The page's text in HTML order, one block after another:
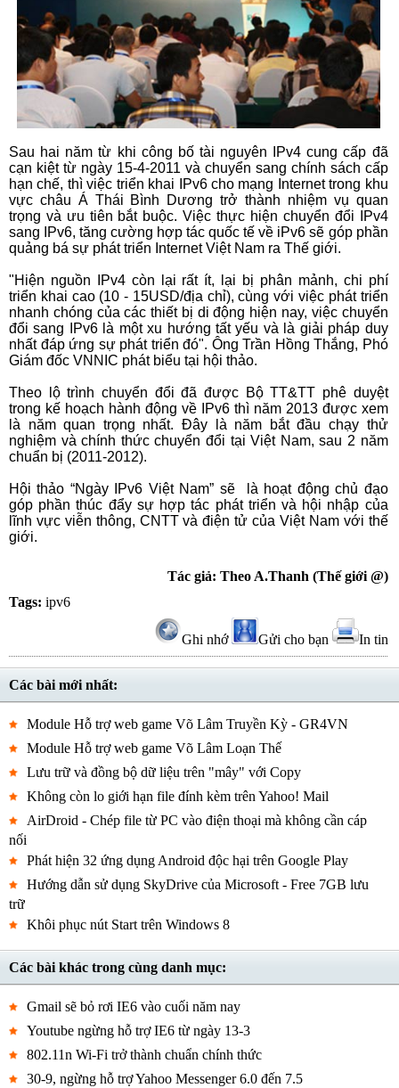
Sau hai năm từ khi công bố tài nguyên IPv4 cung cấp đã
cạn kiệt từ ngày 15-4-2011 và chuyển sang chính sách cấp
hạn chế, thì việc triển khai IPv6 cho mạng Internet trong khu
vực châu Á Thái Bình Dương trở thành nhiệm vụ quan
trọng và ưu tiên bắt buộc. Việc thực hiện chuyển đổi IPv4
sang IPv6, tăng cường hợp tác quốc tế về iPv6 sẽ góp phần
quảng bá sự phát triển Internet Việt Nam ra Thế giới.
"Hiện nguồn IPv4 còn lại rất ít, lại bị phân mảnh, chi phí
triển khai cao (10 - 15USD/địa chỉ), cùng với việc phát triển
nhanh chóng của các thiết bị di động hiện nay, việc chuyển
đổi sang IPv6 là một xu hướng tất yếu và là giải pháp duy
nhất đáp ứng sự phát triển đó". Ông Trần Hồng Thắng, Phó
Giám đốc VNNIC phát biểu tại hội thảo.
Theo lộ trình chuyển đổi đã được Bộ TT&TT phê duyệt
trong kế hoạch hành động về IPv6 thì năm 2013 được xem
là năm quan trọng nhất. Đây là năm bắt đầu chạy thử
nghiệm và chính thức chuyển đổi tại Việt Nam, sau 2 năm
chuẩn bị (2011-2012).
Hội thảo “Ngày IPv6 Việt Nam” sẽ là hoạt động chủ đạo
góp phần thúc đẩy sự hợp tác phát triển và hội nhập của
lĩnh vực viễn thông, CNTT và điện tử của Việt Nam với thế
giới.
Tác giả: Theo A.Thanh (Thế giới @)
Tags: ipv6
Ghi nhớ Gửi cho bạn In tin
Các bài mới nhất:
Module Hỗ trợ web game Võ Lâm Truyền Kỳ - GR4VN
Module Hỗ trợ web game Võ Lâm Loạn Thế
Lưu trữ và đồng bộ dữ liệu trên "mây" với Copy
Không còn lo giới hạn file đính kèm trên Yahoo! Mail
AirDroid - Chép file từ PC vào điện thoại mà không cần cáp
nối
Phát hiện 32 ứng dụng Android độc hại trên Google Play
Hướng dẫn sử dụng SkyDrive của Microsoft - Free 7GB lưu
trữ
Khôi phục nút Start trên Windows 8
Các bài khác trong cùng danh mục:
Gmail sẽ bỏ rơi IE6 vào cuối năm nay
Youtube ngừng hỗ trợ IE6 từ ngày 13-3
802.11n Wi-Fi trở thành chuẩn chính thức
30-9, ngừng hỗ trợ Yahoo Messenger 6.0 đến 7.5